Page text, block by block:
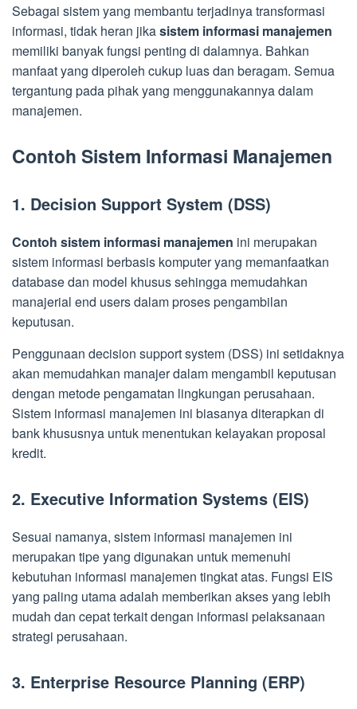
Sebagai sistem yang membantu terjadinya transformasi
informasi, tidak heran jikasistem informasi manajemen
memiliki banyak fungsi penting di dalamnya. Bahkan
manfaat yang diperoleh cukup luas dan beragam. Semua
tergantung pada pihak yang menggunakannya dalam
manajemen.
Contoh Sistem Informasi Manajemen
1. Decision Support System (DSS)
Contoh sistem informasi manajemen ini merupakan
sistem informasi berbasis komputer yang memanfaatkan
database dan model khusus sehingga memudahkan
manajerial end users dalam proses pengambilan
keputusan.
Penggunaan decision support system (DSS) ini setidaknya
akan memudahkan manajer dalam mengambil keputusan
dengan metode pengamatan lingkungan perusahaan.
Sistem informasi manajemen ini biasanya diterapkan di
bank khususnya untuk menentukan kelayakan proposal
kredit.
2. Executive Information Systems (EIS)
Sesuai namanya, sistem informasi manajemen ini
merupakan tipe yang digunakan untuk memenuhi
kebutuhan informasi manajemen tingkat atas. Fungsi EIS
yang paling utama adalah memberikan akses yang lebih
mudah dan cepat terkait dengan informasi pelaksanaan
strategi perusahaan.
3. Enterprise Resource Planning (ERP)